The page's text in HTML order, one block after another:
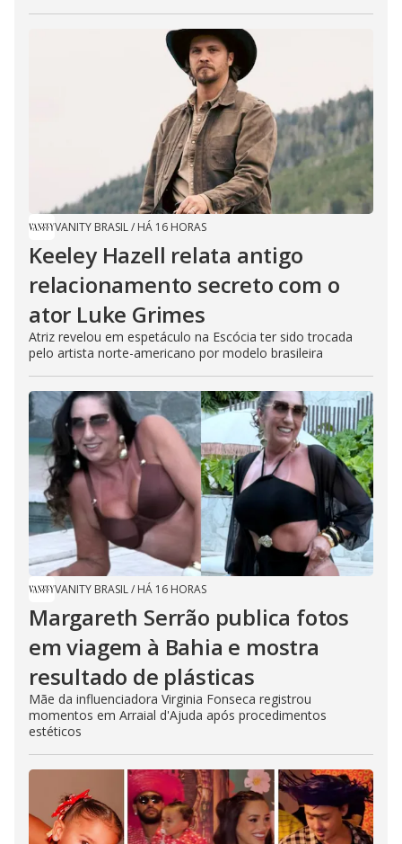
VANITY BRASIL/ HÁ 16 HORAS
Keeley Hazell relata antigo
relacionamento secreto com o
ator Luke Grimes
Atriz revelou em espetáculo na Escócia ter sido trocada
pelo artista norte-americano por modelo brasileira
VANITY BRASIL/ HÁ 16 HORAS
Margareth Serrão publica fotos
em viagem à Bahia e mostra
resultado de plásticas
Mãe da influenciadora Virginia Fonseca registrou
momentos em Arraial d'Ajuda após procedimentos
estéticos